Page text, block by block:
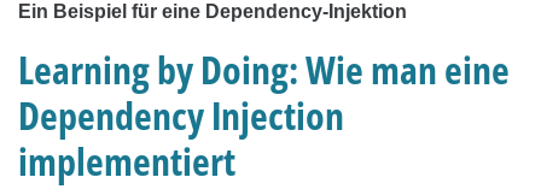
Ein Beispiel für eine Dependency-Injektion
Learning by Doing: Wie man eine
Dependency Injection
implementiert